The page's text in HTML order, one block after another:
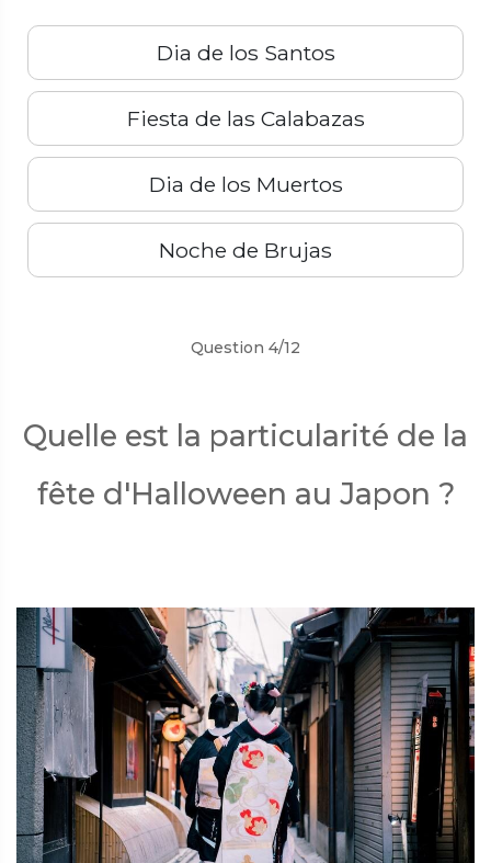
Dia de los Santos
Fiesta de las Calabazas
Dia de los Muertos
Noche de Brujas
Précédent Suivant
Question 4/12
Quelle est la particularité de la
fête d'Halloween au Japon ?